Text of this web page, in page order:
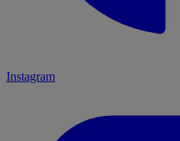
Instagram